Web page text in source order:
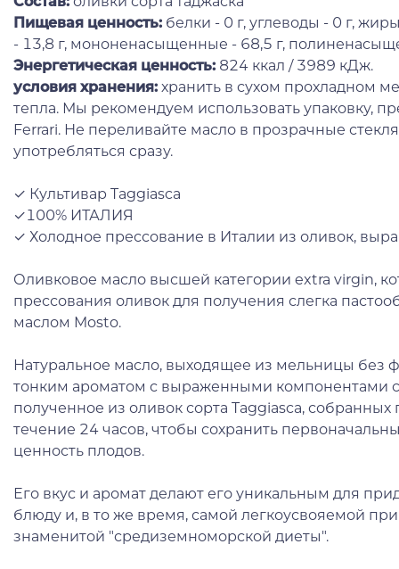
Пищевая ценность: белки - 0 г, углеводы - 0 г,
- 13,8 г, мононенасыщенные - 68,5 г,
Энергетическая ценность: 824 ккал / 3989 кДж.
условия хранения: хранить в сухом прохладном
тепла. Мы рекомендуем использовать упаковку,
Ferrari. Не переливайте масло в прозрачные
употребляться сразу.
✓ Культивар Taggiasca
✓100% ИТАЛИЯ
✓ Холодное прессование в Италии из оливок,
Оливковое масло высшей категории extra virgin,
прессования оливок для получения слегка
маслом Mosto.
Натуральное масло, выходящее из мельницы без
тонким ароматом с выраженными компонентами
полученное из оливок сорта Taggiasca,
течение 24 часов, чтобы сохранить
ценность плодов.
Его вкус и аромат делают его уникальным для
блюду и, в то же время, самой легкоусвояемой
знаменитой "средиземноморской диеты".